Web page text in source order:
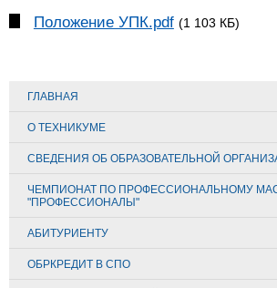
Положение УПК.pdf (1 103 КБ)
ГЛАВНАЯ
О ТЕХНИКУМЕ
СВЕДЕНИЯ ОБ ОБРАЗОВАТЕЛЬНОЙ
ЧЕМПИОНАТ ПО ПРОФЕССИОНАЛЬНОМУ
"ПРОФЕССИОНАЛЫ"
АБИТУРИЕНТУ
ОБРКРЕДИТ В СПО